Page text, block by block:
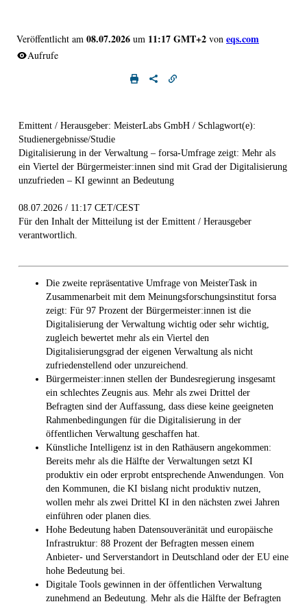
Veröffentlicht am 08.07.2026 um 11:17 GMT+2 von eqs.com
Aufrufe
Emittent / Herausgeber: MeisterLabs GmbH / Schlagwort(e):
Studienergebnisse/Studie
Digitalisierung in der Verwaltung – forsa-Umfrage zeigt: Mehr als
ein Viertel der Bürgermeister:innen sind mit Grad der Digitalisierung
unzufrieden – KI gewinnt an Bedeutung
08.07.2026 / 11:17 CET/CEST
Für den Inhalt der Mitteilung ist der Emittent / Herausgeber
verantwortlich.
Die zweite repräsentative Umfrage von MeisterTask in
Zusammenarbeit mit dem Meinungsforschungsinstitut forsa
zeigt: Für 97 Prozent der Bürgermeister:innen ist die
Digitalisierung der Verwaltung wichtig oder sehr wichtig,
zugleich bewertet mehr als ein Viertel den
Digitalisierungsgrad der eigenen Verwaltung als nicht
zufriedenstellend oder unzureichend.
Bürgermeister:innen stellen der Bundesregierung insgesamt
ein schlechtes Zeugnis aus. Mehr als zwei Drittel der
Befragten sind der Auffassung, dass diese keine geeigneten
Rahmenbedingungen für die Digitalisierung in der
öffentlichen Verwaltung geschaffen hat.
Künstliche Intelligenz ist in den Rathäusern angekommen:
Bereits mehr als die Hälfte der Verwaltungen setzt KI
produktiv ein oder erprobt entsprechende Anwendungen. Von
den Kommunen, die KI bislang nicht produktiv nutzen,
wollen mehr als zwei Drittel KI in den nächsten zwei Jahren
einführen oder planen dies.
Hohe Bedeutung haben Datensouveränität und europäische
Infrastruktur: 88 Prozent der Befragten messen einem
Anbieter- und Serverstandort in Deutschland oder der EU eine
hohe Bedeutung bei.
Digitale Tools gewinnen in der öffentlichen Verwaltung
zunehmend an Bedeutung. Mehr als die Hälfte der Befragten